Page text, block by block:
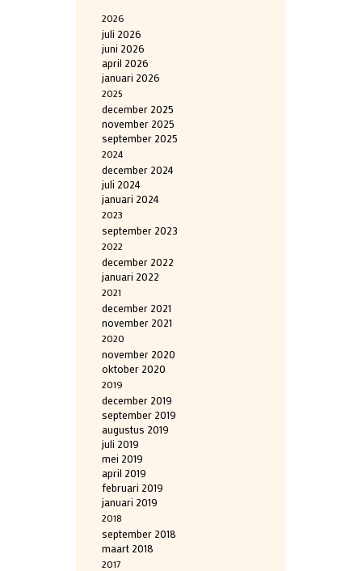
2026
juli 2026
juni 2026
april 2026
januari 2026
2025
december 2025
november 2025
september 2025
2024
december 2024
juli 2024
januari 2024
2023
september 2023
2022
december 2022
januari 2022
2021
december 2021
november 2021
2020
november 2020
oktober 2020
2019
december 2019
september 2019
augustus 2019
juli 2019
mei 2019
april 2019
februari 2019
januari 2019
2018
september 2018
maart 2018
2017